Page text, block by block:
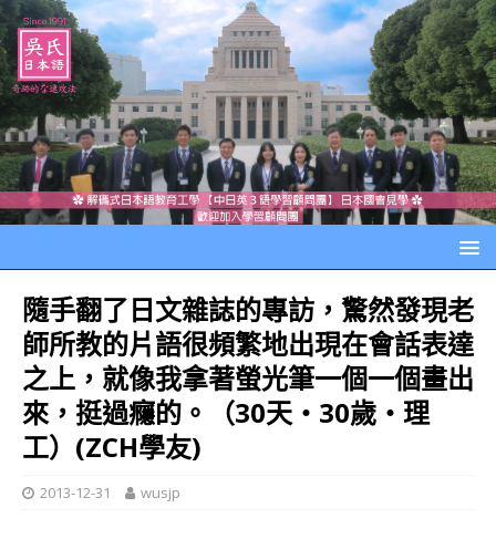
隨手翻了日文雜誌的專訪，驚然發現老
師所教的片語很頻繁地出現在會話表達
之上，就像我拿著螢光筆一個一個畫出
來，挺過癮的。（30天‧30歲‧理
工）(ZCH學友)
2013-12-31 wusjp